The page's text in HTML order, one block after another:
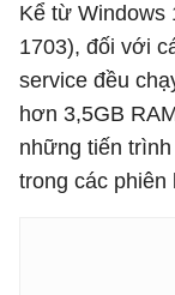
Kể từ Windows
1703), đối với
service đều
hơn 3,5GB
những tiến
trong các